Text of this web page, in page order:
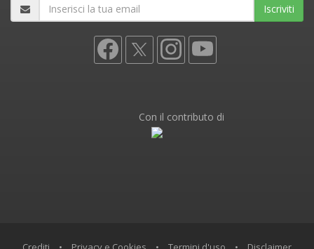
Iscriviti
Con il contributo di